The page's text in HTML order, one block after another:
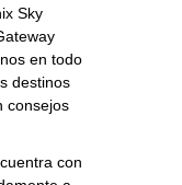
Sky
en todo
destinos
consejos
con